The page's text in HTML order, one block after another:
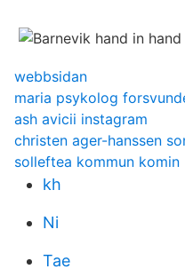
webbsidan
maria psykolog
ash avicii instagram
christen ager-hanssen
solleftea kommun komin
kh
Ni
Tae